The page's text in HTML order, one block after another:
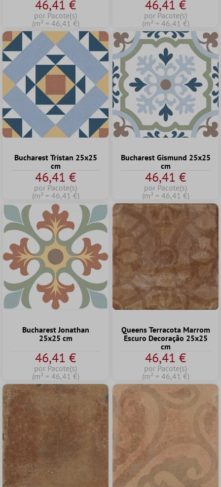
46,41 €
por Pacote(s)
(m² = 46,41 €)
46,41 €
por Pacote(s)
(m² = 46,41 €)
Bucharest Tristan 25x25
cm
46,41 €
por Pacote(s)
(m² = 46,41 €)
Bucharest Gismund 25x25
cm
46,41 €
por Pacote(s)
(m² = 46,41 €)
Bucharest Jonathan
25x25 cm
46,41 €
por Pacote(s)
(m² = 46,41 €)
Queens Terracota Marrom
Escuro Decoração 25x25
cm
46,41 €
por Pacote(s)
(m² = 46,41 €)